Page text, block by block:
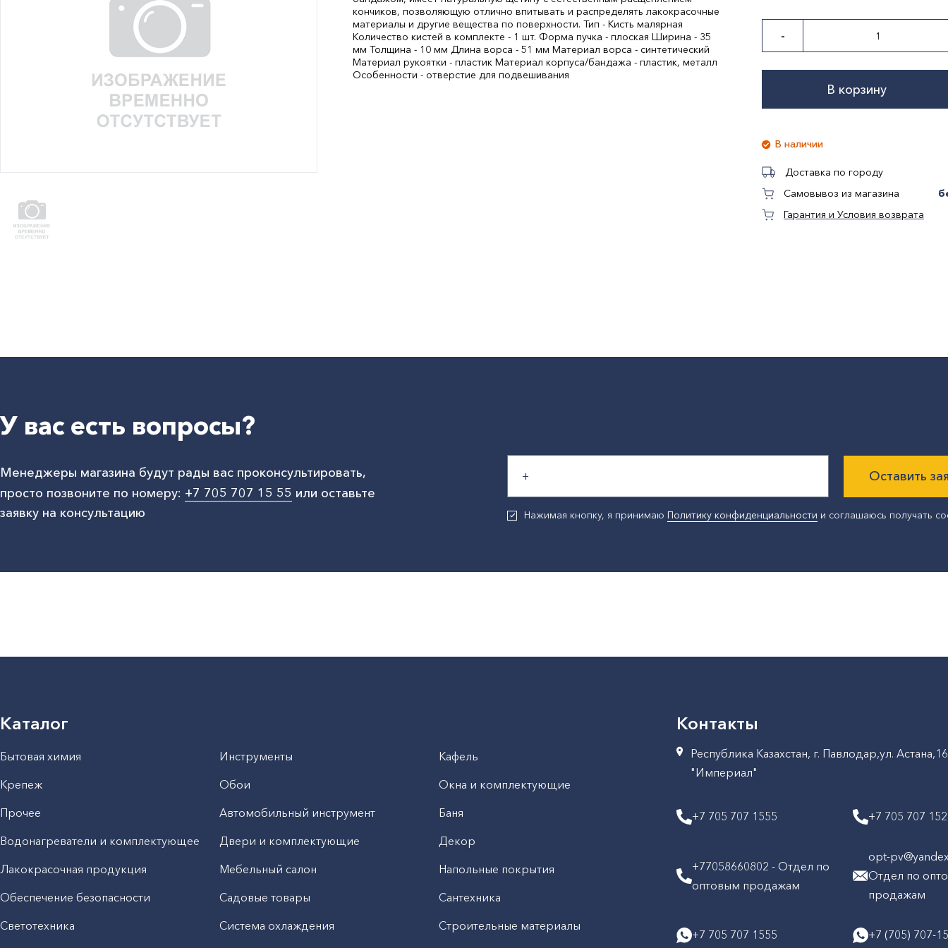
Часто
задаваемые
кончиков, позволяющую отлично впитывать и распределять лакокрасочные
материалы и другие вещества по поверхности. Тип - Кисть малярная
Количество кистей в комплекте - 1 шт. Форма пучка - плоская Ширина - 35
мм Толщина - 10 мм Длина ворса - 51 мм Материал ворса - синтетический
Материал рукоятки - пластик Материал корпуса/бандажа - пластик, металл
Особенности - отверстие для подвешивания
-
В корзину
В наличии
Доставка по городу
Самовывоз из магазина
Гарантия и Условия возврата
У вас есть вопросы?
Менеджеры магазина будут рады вас проконсультировать,
просто позвоните по номеру: +7 705 707 15 55 или оставьте
заявку на консультацию
Оставить
Нажимая кнопку, я принимаюПолитику конфиденциальности и соглашаюсь получать
Каталог
Бытовая химия Инструменты
Кафель
Крепеж
Обои
Окна и комплектующие
Прочее
Автомобильный инструмент
Баня
Водонагреватели и комплектующее
Двери и комплектующие
Декор
Лакокрасочная продукция
Мебельный салон
Напольные покрытия
Обеспечение безопасности
Садовые товары
Сантехника
Светотехника
Система охлаждения
Строительные материалы
Контакты
Республика Казахстан, г. Павлодар,ул.
"Империал"
+7 705 707 1555 +7 705 707
+77058660802 - Отдел по
оптовым продажам
opt-
Отдел по
продажам
+7 705 707 1555 +7 (705) 707-